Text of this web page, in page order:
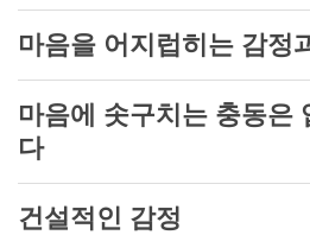
마음을 어지럽히는 감정
마음에 솟구치는 충동은
다
건설적인 감정